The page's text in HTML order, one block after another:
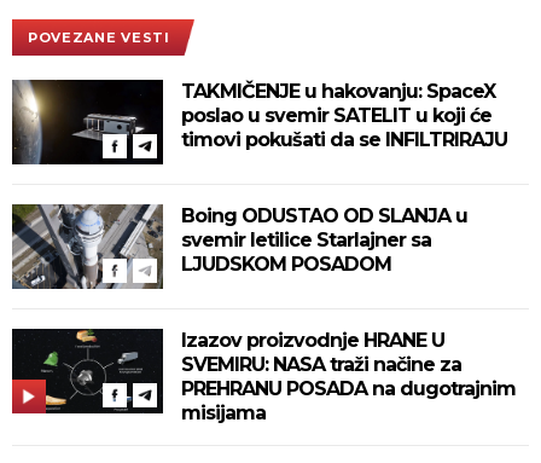
POVEZANE VESTI
TAKMIČENJE u hakovanju: SpaceX
poslao u svemir SATELIT u koji će
timovi pokušati da se INFILTRIRAJU
Boing ODUSTAO OD SLANJA u
svemir letilice Starlajner sa
LJUDSKOM POSADOM
Izazov proizvodnje HRANE U
SVEMIRU: NASA traži načine za
PREHRANU POSADA na dugotrajnim
misijama